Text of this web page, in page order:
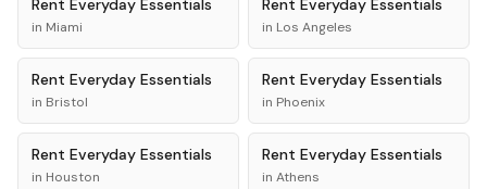
Rent Everyday Essentials
in Miami
Rent Everyday Essentials
in Los Angeles
Rent Everyday Essentials
in Bristol
Rent Everyday Essentials
in Phoenix
Rent Everyday Essentials
in Houston
Rent Everyday Essentials
in Athens